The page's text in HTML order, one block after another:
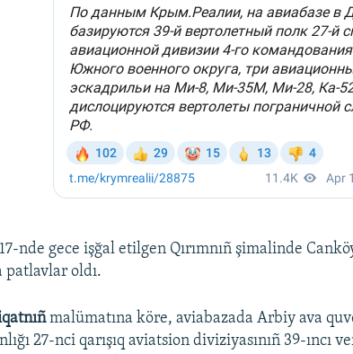
nde gece işğal etilgen Qırımnıñ şimalinde
patlavlar oldı.
malümatına köre, aviabazada Arbiy ava
27-nci qarışıq aviatsion diviziyasınıñ 39-ıncı